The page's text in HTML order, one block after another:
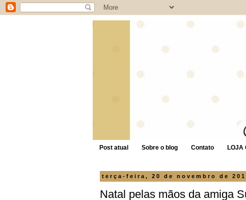
Post atual Sobre o blog Contato LOJA
terça-feira, 20 de novembro de
Natal pelas mãos da amiga